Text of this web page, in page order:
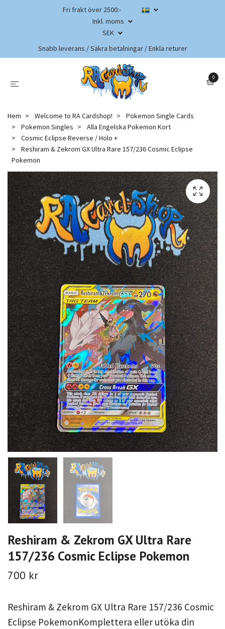
Fri frakt över 2500:-
Inkl. moms
SEK
Snabb leverans / Säkra betalningar / Enkla returer
0
Hem Welcome to RA Cardshop!
Pokemon Single Cards
Pokemon Singles
Alla Engelska Pokemon Kort
Cosmic Eclipse Reverse / Holo +
Reshiram & Zekrom GX Ultra Rare 157/236 Cosmic Eclipse
Pokemon
Reshiram & Zekrom GX Ultra Rare
157/236 Cosmic Eclipse Pokemon
700 kr
Reshiram & Zekrom GX Ultra Rare 157/236 Cosmic
Eclipse PokemonKomplettera eller utöka din